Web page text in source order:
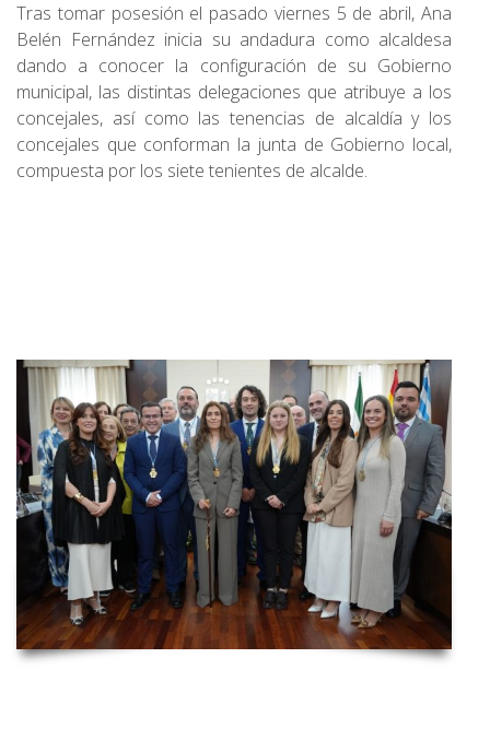
Tras tomar posesión el pasado viernes 5 de abril, Ana
Belén Fernández inicia su andadura como alcaldesa
dando a conocer la configuración de su Gobierno
municipal, las distintas delegaciones que atribuye a los
concejales, así como las tenencias de alcaldía y los
concejales que conforman la junta de Gobierno local,
compuesta por los siete tenientes de alcalde.